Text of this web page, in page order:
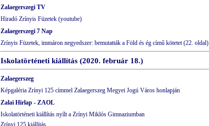
Zalaegerszegi TV
Hiradó Zrínyis Füzetek (youtube)
Zalaegerszegi 7 Nap
Zrínyis Füzetek, immáron negyedszer: bemutatták a Föld és ég című kötetet (22. oldal)
Iskolatörténeti kiállítás (2020. február 18.)
Zalaegerszeg
Képgaléria Zrínyi 125 címmel Zalaegerszeg Megyei Jogú Város honlapján
Zalai Hírlap - ZAOL
Iskolatörténeti kiállítás nyílt a Zrínyi Miklós Gimnaziumban
Zrínyi 125 kiállítás